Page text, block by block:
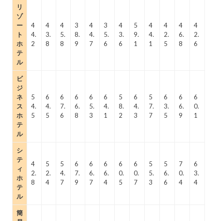
リ
ゾ
ー
ト
ホ
テ
ル
4
4.
2
4
3.
8
4
5.
8
3
8.
9
4
4.
7
3
5.
6
4
3.
6
5
9.
1
4
4.
1
4
2.
5
4
6.
8
4
2.
6
ビ
ジ
ネ
ス
ホ
テ
ル
5
4.
5
6
4.
5
6
7.
6
6
6.
8
6
5.
3
6
4.
1
5
8.
2
6
4.
3
5
7.
7
6
3.
5
6
6.
9
6
0.
1
シ
テ
ィ
ホ
テ
ル
4
2.
8
5
2.
4
5
4.
7
6
7.
9
6
6.
7
6
6.
4
6
0.
5
6
0.
7
5
5.
3
5
6.
6
7
0.
4
6
3.
4
簡